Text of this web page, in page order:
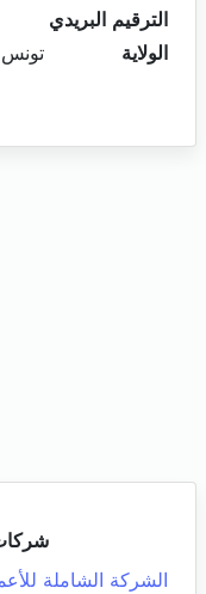
الترقيم البريدي
الولاية
تونس
الشركة الشاملة